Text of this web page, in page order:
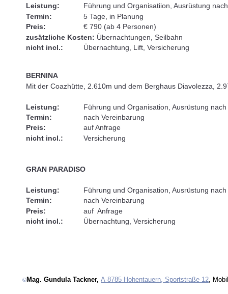
©Mag. Gundula Tackner, A-8785 Hohentauern, Sportstraße 12,
BERNINA
Mit der Coazhütte, 2.610m und dem Berghaus Diavolezza,
Leistung:
Führung und Organisation, Ausrüstung
Termin:
nach Vereinbarung
Preis:
auf Anfrage
nicht incl.:
Versicherung
GRAN PARADISO
Leistung:
Führung und Organisation, Ausrüstung
Termin:
nach Vereinbarung
Preis:
auf  Anfrage
nicht incl.:
Übernachtung, Versicherung
Leistung:
Führung und Organisatiion, Ausrüstung
Termin:
5 Tage, in Planung
Preis:
€ 790 (ab 4 Personen)
zusätzliche Kosten: Übernachtungen, Seilbahn
nicht incl.:
Übernachtung, Lift, Versicherung